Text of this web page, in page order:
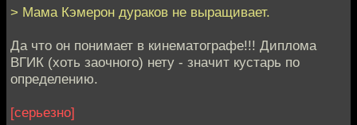
> Мама Кэмерон дураков не выращивает.
Да что он понимает в кинематографе!!! Диплома
ВГИК (хоть заочного) нету - значит кустарь по
определению.
[серьезно]